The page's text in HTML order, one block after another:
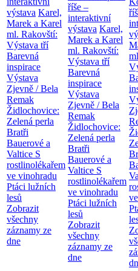
výstava Karel,
Marek a Karel
ml. Rakovští:
Výstava tří
Barevná
inspirace
Výstava
Zjevně / Bela
Remak
Židlochovice:
Zelená perla
Bratři
Bauerové a
Valtice S
rostlinolékařem
ve vinohradu
Ptáci lužních
lesů
Zobrazit
všechny
záznamy ze
dne
říše –
interaktivní
výstava Karel,
Marek a Karel
ml. Rakovští:
Výstava tří
Barevná
inspirace
Výstava
Zjevně / Bela
Remak
Židlochovice:
Zelená perla
Bratři
Bauerové a
Valtice S
rostlinolékařem
ve vinohradu
Ptáci lužních
lesů
Zobrazit
všechny
záznamy ze
dne